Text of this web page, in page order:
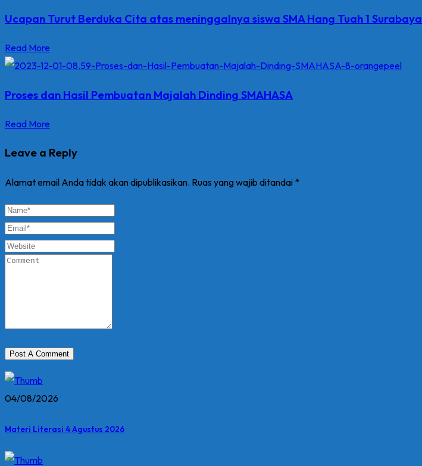
Ucapan Turut Berduka Cita atas meninggalnya siswa SMA Hang Tuah 1 Surabaya
Read More
Proses dan Hasil Pembuatan Majalah Dinding SMAHASA
Read More
Leave a Reply
Alamat email Anda tidak akan dipublikasikan. Ruas yang wajib ditandai *
04/08/2026
Materi Literasi 4 Agustus 2026